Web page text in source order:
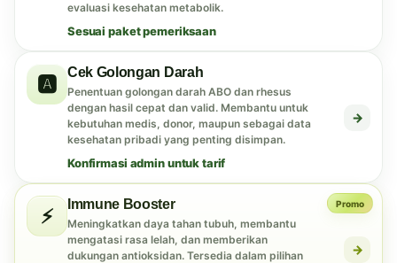
evaluasi kesehatan metabolik.
Sesuai paket pemeriksaan
🅰️
Cek Golongan Darah
Penentuan golongan darah ABO dan rhesus
dengan hasil cepat dan valid. Membantu untuk
kebutuhan medis, donor, maupun sebagai data
kesehatan pribadi yang penting disimpan.
Konfirmasi admin untuk tarif
→
Promo
⚡
Immune Booster
Meningkatkan daya tahan tubuh, membantu
mengatasi rasa lelah, dan memberikan
dukungan antioksidan. Tersedia dalam pilihan
→